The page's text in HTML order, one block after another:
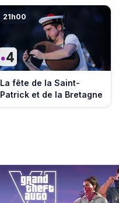
21h00
La fête de la Saint-
Patrick et de la Bretagne